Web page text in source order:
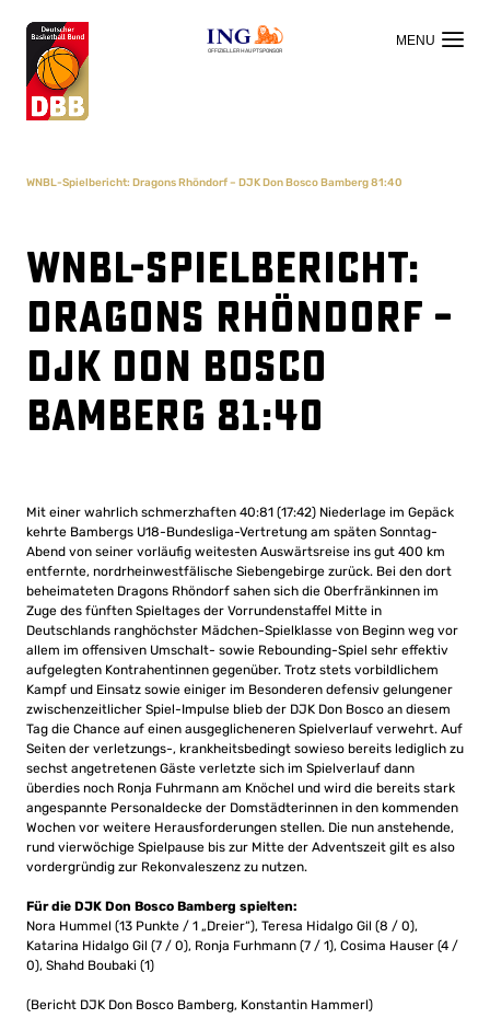
OFFIZIELLER HAUPTSPONSOR
WNBL-Spielbericht: Dragons Rhöndorf – DJK Don Bosco Bamberg 81:40
WNBL-Spielbericht:
Dragons Rhöndorf –
DJK Don Bosco
Bamberg 81:40
Mit einer wahrlich schmerzhaften 40:81 (17:42) Niederlage im Gepäck
kehrte Bambergs U18-Bundesliga-Vertretung am späten Sonntag-
Abend von seiner vorläufig weitesten Auswärtsreise ins gut 400 km
entfernte, nordrheinwestfälische Siebengebirge zurück. Bei den dort
beheimateten Dragons Rhöndorf sahen sich die Oberfränkinnen im
Zuge des fünften Spieltages der Vorrundenstaffel Mitte in
Deutschlands ranghöchster Mädchen-Spielklasse von Beginn weg vor
allem im offensiven Umschalt- sowie Rebounding-Spiel sehr effektiv
aufgelegten Kontrahentinnen gegenüber. Trotz stets vorbildlichem
Kampf und Einsatz sowie einiger im Besonderen defensiv gelungener
zwischenzeitlicher Spiel-Impulse blieb der DJK Don Bosco an diesem
Tag die Chance auf einen ausgeglicheneren Spielverlauf verwehrt. Auf
Seiten der verletzungs-, krankheitsbedingt sowieso bereits lediglich zu
sechst angetretenen Gäste verletzte sich im Spielverlauf dann
überdies noch Ronja Fuhrmann am Knöchel und wird die bereits stark
angespannte Personaldecke der Domstädterinnen in den kommenden
Wochen vor weitere Herausforderungen stellen. Die nun anstehende,
rund vierwöchige Spielpause bis zur Mitte der Adventszeit gilt es also
vordergründig zur Rekonvaleszenz zu nutzen.
Für die DJK Don Bosco Bamberg spielten:
Nora Hummel (13 Punkte / 1 „Dreier“), Teresa Hidalgo Gil (8 / 0),
Katarina Hidalgo Gil (7 / 0), Ronja Furhmann (7 / 1), Cosima Hauser (4 /
0), Shahd Boubaki (1)
(Bericht DJK Don Bosco Bamberg, Konstantin Hammerl)